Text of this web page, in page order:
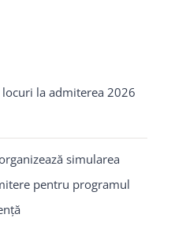
la admiterea 2026
simularea
pentru programul